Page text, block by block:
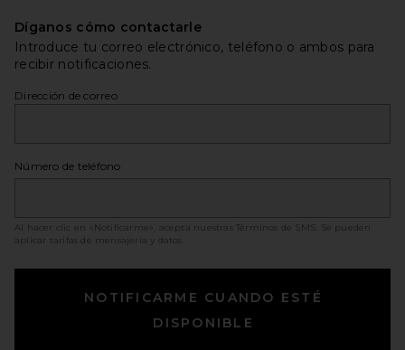
Díganos cómo contactarle
Introduce tu correo electrónico, teléfono o ambos para
recibir notificaciones.
Dirección de correo
Número de teléfono
Al hacer clic en «Notificarme», acepta nuestras Términos de SMS
. Se pueden
aplicar tarifas de mensajería y datos.
NOTIFICARME CUANDO ESTÉ
DISPONIBLE